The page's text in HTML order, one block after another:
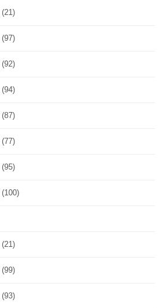
(21)
(97)
(92)
(94)
(87)
(77)
(95)
(100)
(21)
(99)
(93)